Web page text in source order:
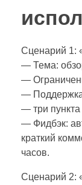
Сценарий 1:
— Тема:
—
—
— три
— Фидбэк:
краткий
часов.
Сценарий 2: